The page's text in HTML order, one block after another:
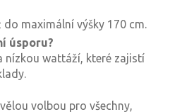
maximální výšky 170 cm.
úsporu?
nízkou wattáží, které zajistí
volbou pro všechny,